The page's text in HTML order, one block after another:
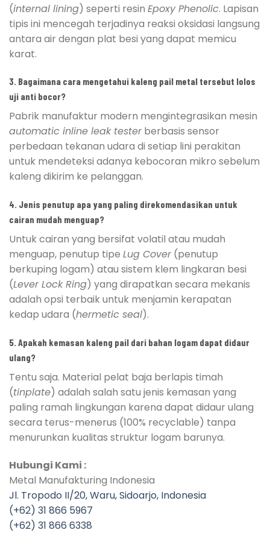
(internal lining) seperti resin Epoxy Phenolic. Lapisan
tipis ini mencegah terjadinya reaksi oksidasi langsung
antara air dengan plat besi yang dapat memicu
karat.
3. Bagaimana cara mengetahui kaleng pail metal tersebut lolos
uji anti bocor?
Pabrik manufaktur modern mengintegrasikan mesin
automatic inline leak tester berbasis sensor
perbedaan tekanan udara di setiap lini perakitan
untuk mendeteksi adanya kebocoran mikro sebelum
kaleng dikirim ke pelanggan.
4. Jenis penutup apa yang paling direkomendasikan untuk
cairan mudah menguap?
Untuk cairan yang bersifat volatil atau mudah
menguap, penutup tipe Lug Cover (penutup
berkuping logam) atau sistem klem lingkaran besi
(Lever Lock Ring) yang dirapatkan secara mekanis
adalah opsi terbaik untuk menjamin kerapatan
kedap udara (hermetic seal).
5. Apakah kemasan kaleng pail dari bahan logam dapat didaur
ulang?
Tentu saja. Material pelat baja berlapis timah
(tinplate) adalah salah satu jenis kemasan yang
paling ramah lingkungan karena dapat didaur ulang
secara terus-menerus (100% recyclable) tanpa
menurunkan kualitas struktur logam barunya.
Hubungi Kami :
Metal Manufakturing Indonesia
Jl. Tropodo II/20, Waru, Sidoarjo, Indonesia
(+62) 31 866 5967
(+62) 31 866 6338